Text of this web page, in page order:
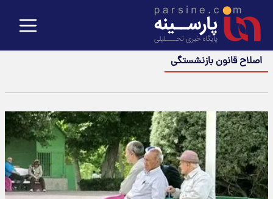
اصلاح قانون بازنشستگی